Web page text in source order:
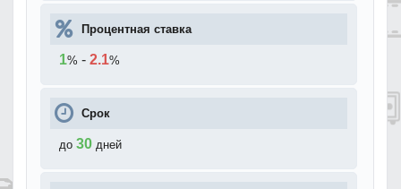
Процентная ставка
1% - 2.1%
Срок
до 30 дней